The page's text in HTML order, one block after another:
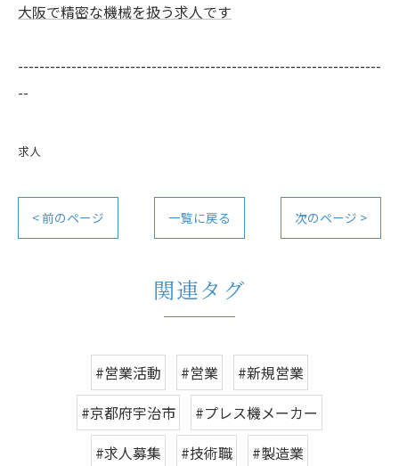
大阪で精密な機械を扱う求人です
--------------------------------------------------------------------
--
求人
< 前のページ 一覧に戻る 次のページ >
関連タグ
#営業活動 #営業
#新規営業
#京都府宇治市
#プレス機メーカー
#求人募集
#技術職 #製造業